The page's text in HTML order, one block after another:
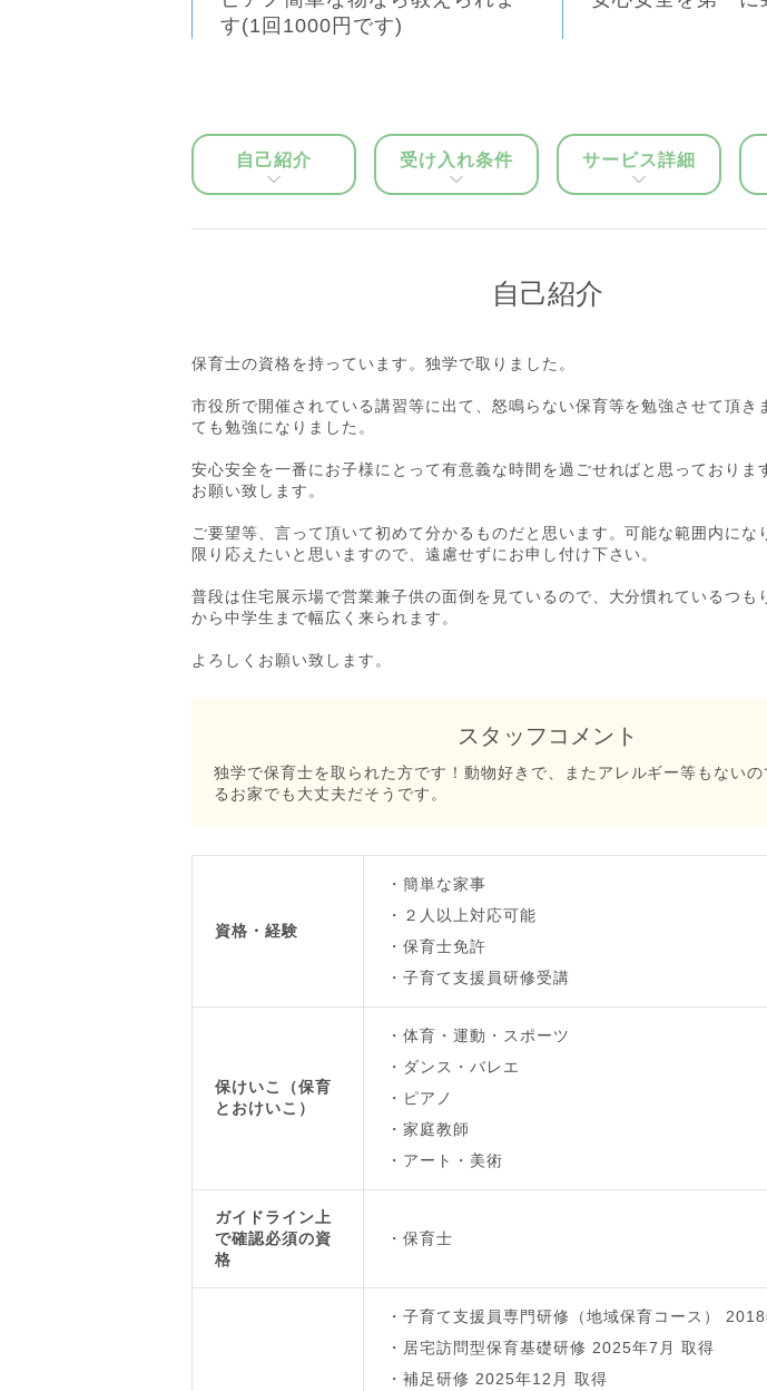
す(1回1000円です)
自己紹介 受け入れ条件 サービス詳細
自己紹介
保育士の資格を持っています。独学で取りました。
市役所で開催されている講習等に出て、怒鳴らない保育等を勉強させて頂き
ても勉強になりました。
安心安全を一番にお子様にとって有意義な時間を過ごせればと思っておりま
お願い致します。
ご要望等、言って頂いて初めて分かるものだと思います。可能な範囲内にな
限り応えたいと思いますので、遠慮せずにお申し付け下さい。
普段は住宅展示場で営業兼子供の面倒を見ているので、大分慣れているつも
から中学生まで幅広く来られます。
よろしくお願い致します。
スタッフコメント
独学で保育士を取られた方です！動物好きで、またアレルギー等もない
るお家でも大丈夫だそうです。
資格・経験
簡単な家事
２人以上対応可能
保育士免許
子育て支援員研修受講
保けいこ（保育
とおけいこ）
体育・運動・スポーツ
ダンス・バレエ
ピアノ
家庭教師
アート・美術
ガイドライン上
で確認必須の資
格
保育士
子育て支援員専門研修（地域保育コース）
居宅訪問型保育基礎研修 2025年7月 取得
補足研修 2025年12月 取得
他
40代男